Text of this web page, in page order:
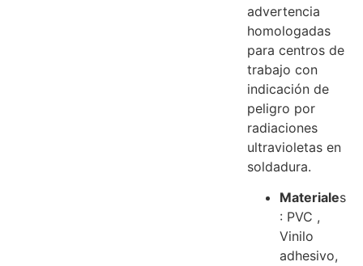
advertencia
homologadas
para centros de
trabajo con
indicación de
peligro por
radiaciones
ultravioletas en
soldadura.
Materiales
: PVC ,
Vinilo
adhesivo,